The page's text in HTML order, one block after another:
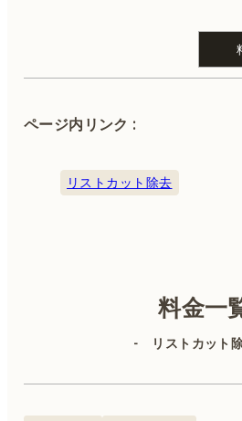
料1,500円（税込）が必要です。※
初診料5,500円（税込）、再診料
ページ内リンク :
リストカット除去
料金一
- リストカット